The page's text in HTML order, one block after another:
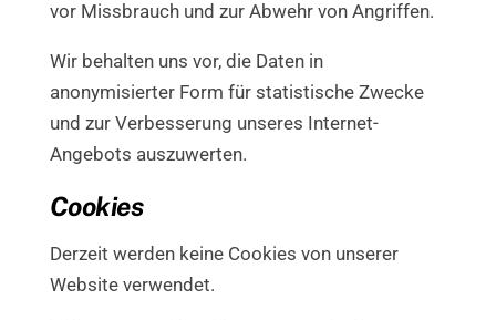
vor Missbrauch und zur Abwehr von Angriffen.
Wir behalten uns vor, die Daten in
anonymisierter Form für statistische Zwecke
und zur Verbesserung unseres Internet-
Angebots auszuwerten.
Cookies
Derzeit werden keine Cookies von unserer
Website verwendet.